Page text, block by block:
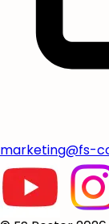
marketing@fs-